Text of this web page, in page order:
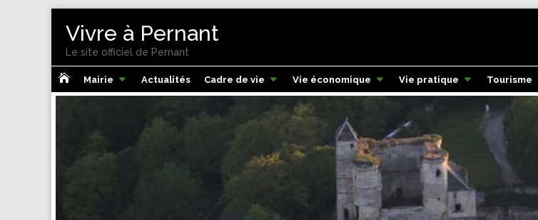
Vivre à Pernant
Le site officiel de Pernant
 Mairie Actualités Cadre de vie Vie économique Vie pratique Tourisme